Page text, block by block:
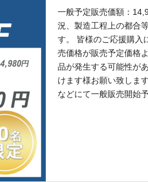
一般予定販売価額：
況、製造工程上の都合
す。 皆様のご応援購入
売価格が販売予定価格
品が発生する可能性が
けます様お願い致しま
などにて一般販売開始予